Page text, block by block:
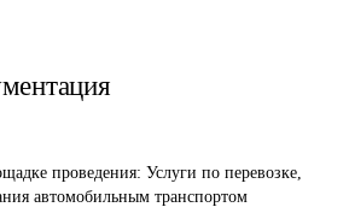
проведения: Услуги по перевозке,
автомобильным транспортом